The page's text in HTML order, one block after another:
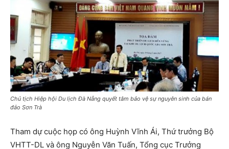
Chủ tịch Hiệp hội Du lịch Đà Nẵng quyết tâm bảo vệ sự nguyên sinh của bán
đảo Sơn Trà
Tham dự cuộc họp có ông Huỳnh Vĩnh Ái, Thứ trưởng Bộ
VHTT-DL và ông Nguyễn Văn Tuấn, Tổng cục Trưởng